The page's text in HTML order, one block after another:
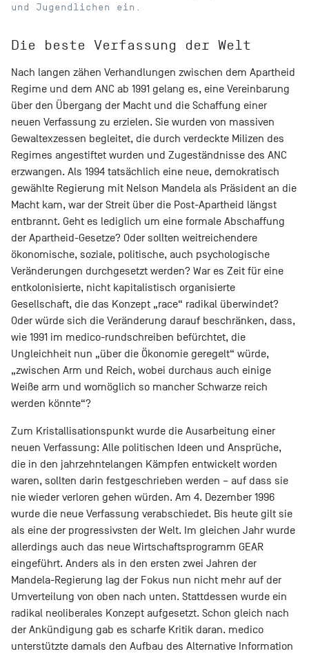
und Jugendlichen ein.
Die beste Verfassung der Welt
Nach langen zähen Verhandlungen zwischen dem Apartheid
Regime und dem ANC ab 1991 gelang es, eine Vereinbarung
über den Übergang der Macht und die Schaffung einer
neuen Verfassung zu erzielen. Sie wurden von massiven
Gewaltexzessen begleitet, die durch verdeckte Milizen des
Regimes angestiftet wurden und Zugeständnisse des ANC
erzwangen. Als 1994 tatsächlich eine neue, demokratisch
gewählte Regierung mit Nelson Mandela als Präsident an die
Macht kam, war der Streit über die Post-Apartheid längst
entbrannt. Geht es lediglich um eine formale Abschaffung
der Apartheid-Gesetze? Oder sollten weitreichendere
ökonomische, soziale, politische, auch psychologische
Veränderungen durchgesetzt werden? War es Zeit für eine
entkolonisierte, nicht kapitalistisch organisierte
Gesellschaft, die das Konzept „race“ radikal überwindet?
Oder würde sich die Veränderung darauf beschränken, dass,
wie 1991 im medico-rundschreiben befürchtet, die
Ungleichheit nun „über die Ökonomie geregelt“ würde,
„zwischen Arm und Reich, wobei durchaus auch einige
Weiße arm und womöglich so mancher Schwarze reich
werden könnte“?
Zum Kristallisationspunkt wurde die Ausarbeitung einer
neuen Verfassung: Alle politischen Ideen und Ansprüche,
die in den jahrzehntelangen Kämpfen entwickelt worden
waren, sollten darin festgeschrieben werden – auf dass sie
nie wieder verloren gehen würden. Am 4. Dezember 1996
wurde die neue Verfassung verabschiedet. Bis heute gilt sie
als eine der progressivsten der Welt. Im gleichen Jahr wurde
allerdings auch das neue Wirtschaftsprogramm GEAR
eingeführt. Anders als in den ersten zwei Jahren der
Mandela-Regierung lag der Fokus nun nicht mehr auf der
Umverteilung von oben nach unten. Stattdessen wurde ein
radikal neoliberales Konzept aufgesetzt. Schon gleich nach
der Ankündigung gab es scharfe Kritik daran. medico
unterstützte damals den Aufbau des Alternative Information